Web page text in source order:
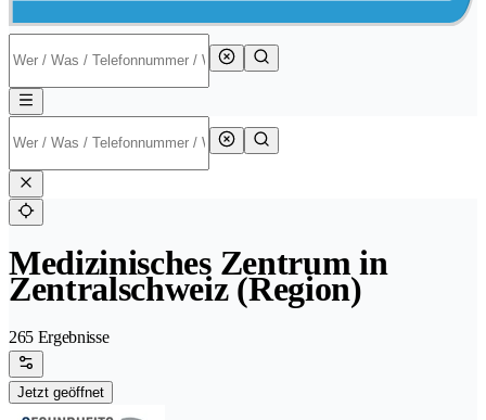
Medizinisches Zentrum in
Zentralschweiz (Region)
265 Ergebnisse
Jetzt geöffnet